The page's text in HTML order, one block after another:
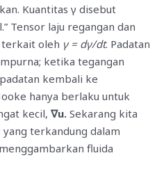
Kuantitas γ disebut
Tensor laju regangan dan
oleh γ = dγ/dt. Padatan
ketika tegangan
kembali ke
hanya berlaku untuk
kecil, ∇u. Sekarang kita
terkandung dalam
fluida